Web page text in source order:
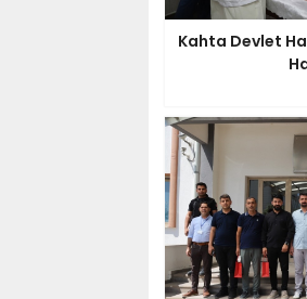
Kahta Devlet